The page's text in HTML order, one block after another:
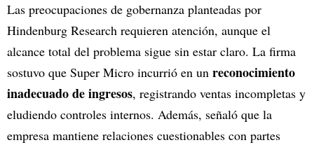
Las preocupaciones de gobernanza planteadas por
Hindenburg Research requieren atención, aunque el
alcance total del problema sigue sin estar claro. La firma
sostuvo que Super Micro incurrió en un reconocimiento
inadecuado de ingresos, registrando ventas incompletas y
eludiendo controles internos. Además, señaló que la
empresa mantiene relaciones cuestionables con partes